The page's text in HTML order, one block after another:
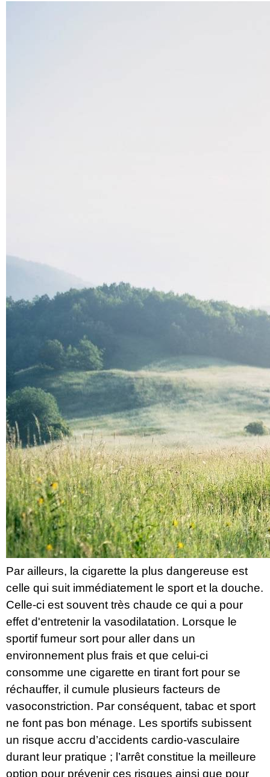
Par ailleurs, la cigarette la plus dangereuse est
celle qui suit immédiatement le sport et la douche.
Celle-ci est souvent très chaude ce qui a pour
effet d'entretenir la vasodilatation. Lorsque le
sportif fumeur sort pour aller dans un
environnement plus frais et que celui-ci
consomme une cigarette en tirant fort pour se
réchauffer, il cumule plusieurs facteurs de
vasoconstriction. Par conséquent, tabac et sport
ne font pas bon ménage. Les sportifs subissent
un risque accru d’accidents cardio-vasculaire
durant leur pratique ; l’arrêt constitue la meilleure
option pour prévenir ces risques ainsi que pour